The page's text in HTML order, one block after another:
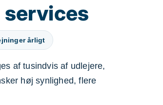
services
årligt
af tusindvis af udlejere,
høj synlighed, flere